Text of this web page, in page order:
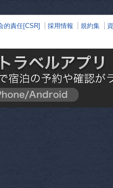
的責任[CSR] 採用情報 規約集